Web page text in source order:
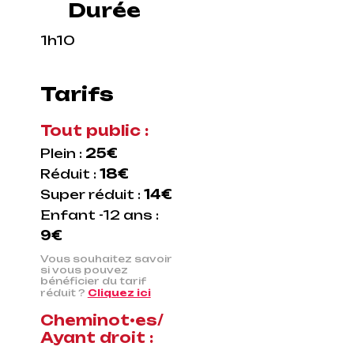
Durée
1h10
Tarifs
Tout public :
Plein : 25€
Réduit : 18€
Super réduit : 14€
Enfant -12 ans :
9€
Vous souhaitez savoir
si vous pouvez
bénéficier du tarif
réduit ? Cliquez ici
Cheminot•es/
Ayant droit :